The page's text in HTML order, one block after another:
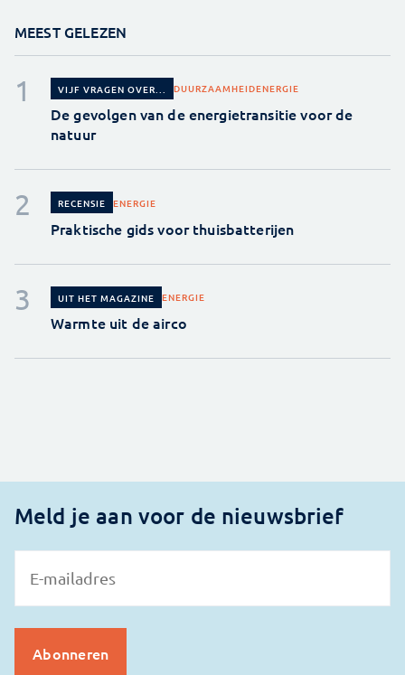
MEEST GELEZEN
VIJF VRAGEN OVER... DUURZAAMHEIDENERGIE
De gevolgen van de energietransitie voor de
natuur
RECENSIE ENERGIE
Praktische gids voor thuisbatterijen
UIT HET MAGAZINE ENERGIE
Warmte uit de airco
Meld je aan voor de nieuwsbrief